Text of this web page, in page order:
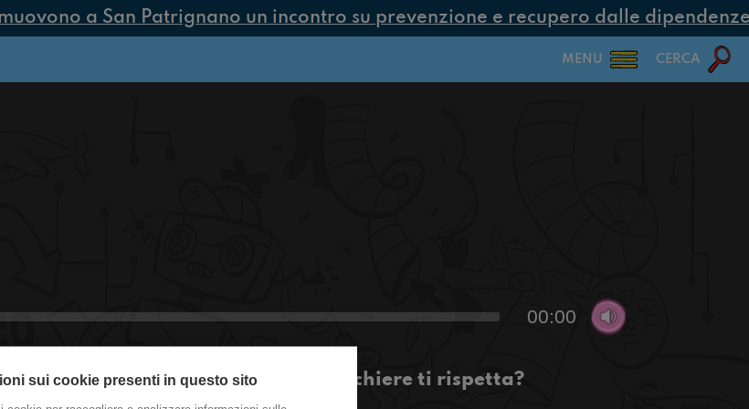
a San Patrignano un incontro su prevenzione e recupero dalle dipendenze
MENU CERCA
00:00
Il tuo parrucchiere ti rispetta?
sui cookie presenti in questo sito